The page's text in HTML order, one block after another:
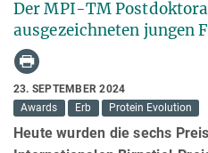
Der MPI-TM
ausgezeichneten jungen
23. SEPTEMBER 2024
Awards
Erb Protein Evolution
Heute wurden die sechs